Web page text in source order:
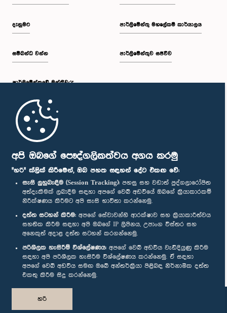
අපි ඔබගේ පෞද්ගලිකත්වය අගය කරමු
"හරි" ක්ලික් කිරීමෙන්, ඔබ පහත සඳහන් දේට එකඟ වේ:
සැසි ලුහුබැඳීම (Session Tracking): පහසු සහ වඩාත් පුද්ගලාරෝපිත
අත්දැකීමක් ලබාදීම සඳහා අපගේ වෙබ් අඩවියේ ඔබගේ ක්‍රියාකාරකම්
නිරීක්ෂණය කිරීමට අපි සැසි භාවිතා කරන්නෙමු.
දත්ත සටහන් කිරීම: අපගේ සේවාවන්හි ආරක්ෂාව සහ ක්‍රියාකාරීත්වය
සහතික කිරීම සඳහා අපි ඔබගේ IP ලිපිනය, උපාංග විස්තර සහ
අනෙකුත් අදාළ දත්ත සටහන් කරගන්නෙමු.
පරිශීලක හැසිරීම් විශ්ලේෂණය: අපගේ වෙබ් අඩවිය වැඩිදියුණු කිරීම
සඳහා අපි පරිශීලක හැසිරීම විශ්ලේෂණය කරන්නෙමු. ඒ සඳහා
අපගේ වෙබ් අඩවිය සමඟ ඔබේ අන්තර්ක්‍රියා පිළිබඳ නිර්නාමික දත්ත
එකතු කිරීම සිදු කරන්නෙමු.
හරි
දැනුමට
සම්බන්ධ වන්න
පාර්ලි‌මේන්තුවේ මන්ත්‍රීවරු
මුල් පිටුව
පාර්ලිමේන්තු මහලේකම් කාර්යාලය
පාර්ලිමේන්තුව සජීවීව
පාර්ලිමේන්තු ජංගම යෙදුම
අප හා සම්බන්ධ වී සිටින්න :
සම්මාන
පෞද්ගලිකත්ව ප්‍රතිපත්තිය